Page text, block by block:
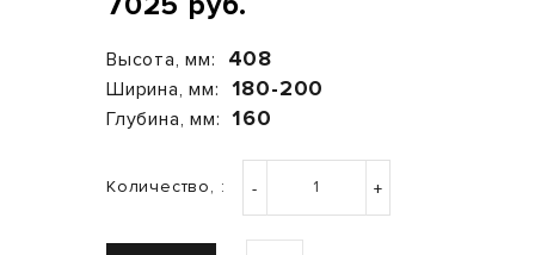
Высота, мм: 408
Ширина, мм: 180-200
Глубина, мм: 160
Количество, : - +